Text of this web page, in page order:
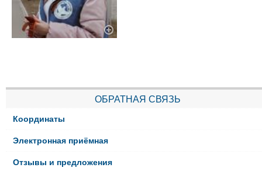
ОБРАТНАЯ СВЯЗЬ
Координаты
Электронная приёмная
Отзывы и предложения